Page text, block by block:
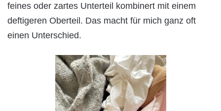
feines oder zartes Unterteil kombinert mit einem
deftigeren Oberteil. Das macht für mich ganz oft
einen Unterschied.